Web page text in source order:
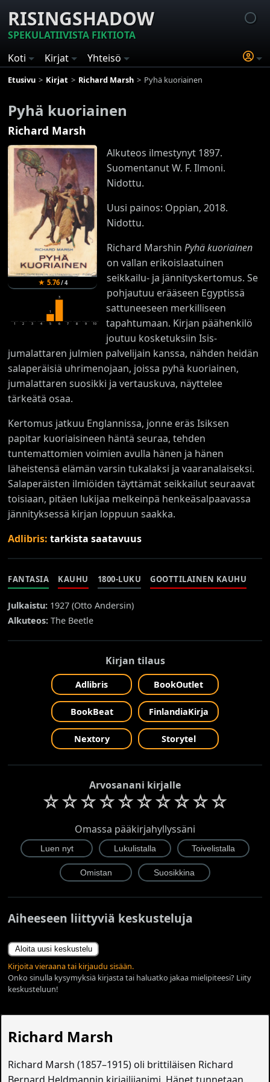
RISINGSHADOW
SPEKULATIIVISTA FIKTIOTA
Koti
Kirjat Yhteisö
Etusivu Kirjat Richard Marsh Pyhä kuoriainen
Pyhä kuoriainen
Richard Marsh
★ 5.76/4
1 2 3 4
1
5
3
6 7 8 9 10
Alkuteos ilmestynyt 1897.
Suomentanut W. F. Ilmoni.
Nidottu.
Uusi painos: Oppian, 2018.
Nidottu.
Richard Marshin Pyhä kuoriainen
on vallan erikoislaatuinen
seikkailu- ja jännityskertomus. Se
pohjautuu erääseen Egyptissä
sattuneeseen merkilliseen
tapahtumaan. Kirjan päähenkilö
joutuu kosketuksiin Isis-
jumalattaren julmien palvelijain kanssa, nähden heidän
salaperäisiä uhrimenojaan, joissa pyhä kuoriainen,
jumalattaren suosikki ja vertauskuva, näyttelee
tärkeätä osaa.
Kertomus jatkuu Englannissa, jonne eräs Isiksen
papitar kuoriaisineen häntä seuraa, tehden
tuntemattomien voimien avulla hänen ja hänen
läheistensä elämän varsin tukalaksi ja vaaranalaiseksi.
Salaperäisten ilmiöiden täyttämät seikkailut seuraavat
toisiaan, pitäen lukijaa melkeinpä henkeäsalpaavassa
jännityksessä kirjan loppuun saakka.
Adlibris:tarkista saatavuus
FANTASIA KAUHU 1800-LUKU GOOTTILAINEN KAUHU
Julkaistu: 1927 (Otto Andersin)
Alkuteos: The Beetle
Kirjan tilaus
Adlibris BookOutlet
BookBeat FinlandiaKirja
Nextory Storytel
Arvosanani kirjalle
☆☆☆☆☆☆☆☆☆☆
Omassa pääkirjahyllyssäni
Aiheeseen liittyviä keskusteluja
Aloita uusi keskustelu
Kirjoita vieraana tai kirjaudu sisään.
Onko sinulla kysymyksiä kirjasta tai haluatko jakaa mielipiteesi? Liity
keskusteluun!
Richard Marsh
Richard Marsh (1857–1915) oli brittiläisen Richard